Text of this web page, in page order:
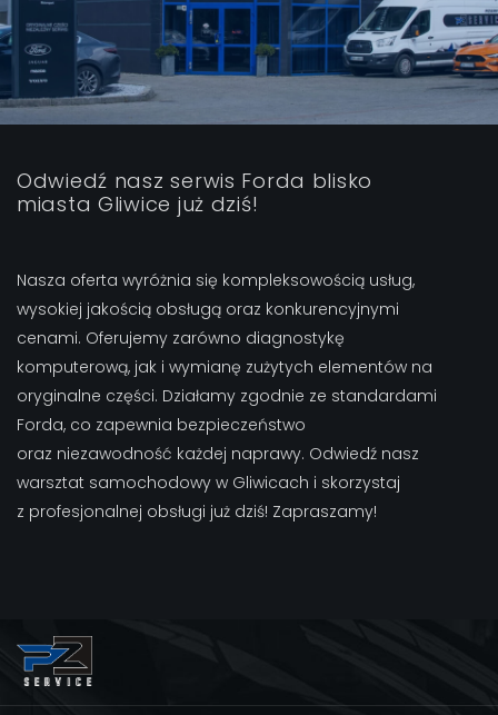
Odwiedź nasz serwis Forda blisko
miasta Gliwice już dziś!
Nasza oferta wyróżnia się kompleksowością usług,
wysokiej jakością obsługą oraz konkurencyjnymi
cenami. Oferujemy zarówno diagnostykę
komputerową, jak i wymianę zużytych elementów na
oryginalne części. Działamy zgodnie ze standardami
Forda, co zapewnia bezpieczeństwo
oraz niezawodność każdej naprawy. Odwiedź nasz
warsztat samochodowy w Gliwicach i skorzystaj
z profesjonalnej obsługi już dziś! Zapraszamy!